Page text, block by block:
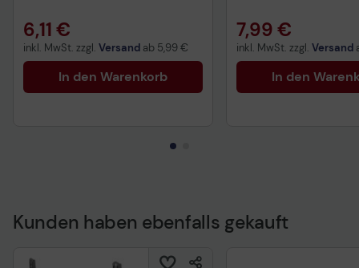
6,11 €
inkl. MwSt. zzgl. Versand ab 5,99 €
In den Warenkorb
7,99 €
inkl. MwSt. zzgl. Versand
In den
Kunden haben ebenfalls gekauft